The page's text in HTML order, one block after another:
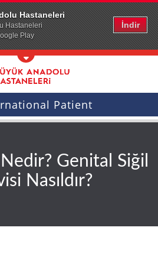
Hastaneleri
Hastaneleri
Play
İndir
Patient
Genital Siğil
Nasıldır?